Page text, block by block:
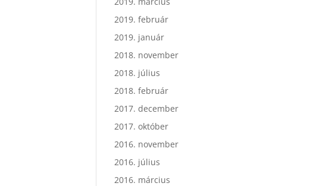
2019. február
2019. január
2018. november
2018. július
2018. február
2017. december
2017. október
2016. november
2016. július
2016. március